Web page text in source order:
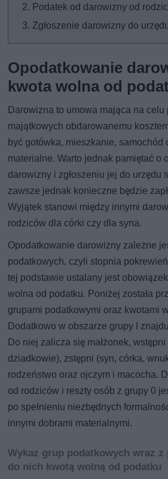
Podatek od darowizny od
Zgłoszenie darowizny do
Opodatkowanie
kwota wolna od
Darowizna to umowa mająca na
majątkowych obdarowanemu
być gotówka, mieszkanie, samochód
materialne. Warto jednak pamiętać o
darowizny i zgłoszeniu jej do urzędu
zawsze jednak konieczne będzie
Wyjątek stanowi między innymi
rodziców dla córki czy dla syna.
Opodatkowanie darowizny zależne
podatkowych, czyli stopnia
tej podstawie ustalany jest
wolna od podatku. Poniżej została
grupami podatkowymi oraz kwotami
Dodatkowo w obszarze grupy I
Do niej zalicza się małżonek,
dziadkowie), zstępni (syn, córka,
rodzeństwo oraz ojczym i macocha.
od rodziców i reszty osób z grupy 0
po spełnieniu niezbędnych
innymi dobrami materialnymi.
Wykaz grup podatkowych wraz z
do nich kwotą wolną od podatku